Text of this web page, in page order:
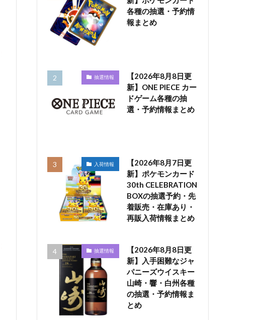
各種の抽選・予約情
報まとめ
抽選情報
【2026年8月8日更
新】ONE PIECE カー
ドゲーム各種の抽
選・予約情報まとめ
入荷情報
【2026年8月7日更
新】ポケモンカード
30th CELEBRATION
BOXの抽選予約・先
着販売・在庫あり・
再販入荷情報まとめ
抽選情報
【2026年8月8日更
新】入手困難なジャ
パニーズウイスキー
山崎・響・白州各種
の抽選・予約情報ま
とめ